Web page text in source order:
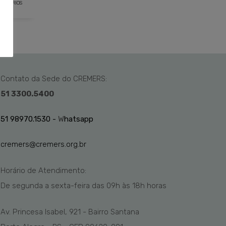
Contato da Sede do CREMERS:
51 3300.5400
51 98970.1530 - Whatsapp
cremers@cremers.org.br
Horário de Atendimento:
De segunda a sexta-feira das 09h às 18h horas
Av. Princesa Isabel, 921 - Bairro Santana